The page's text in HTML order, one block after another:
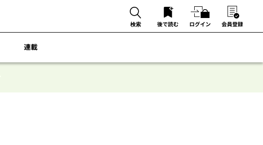
検索 後で読む ログイン 会員登録
連載